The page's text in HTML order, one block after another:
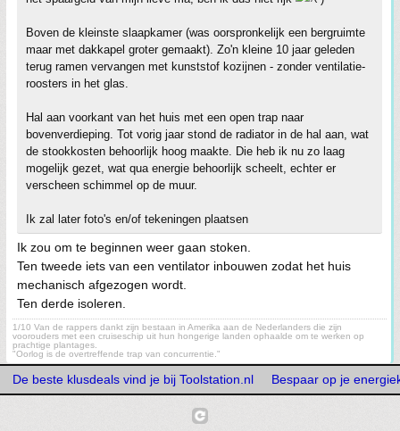
Boven de kleinste slaapkamer (was oorspronkelijk een bergruimte
maar met dakkapel groter gemaakt). Zo'n kleine 10 jaar geleden
terug ramen vervangen met kunststof kozijnen - zonder ventilatie-
roosters in het glas.
Hal aan voorkant van het huis met een open trap naar
bovenverdieping. Tot vorig jaar stond de radiator in de hal aan, wat
de stookkosten behoorlijk hoog maakte. Die heb ik nu zo laag
mogelijk gezet, wat qua energie behoorlijk scheelt, echter er
verscheen schimmel op de muur.
Ik zal later foto's en/of tekeningen plaatsen
Ik zou om te beginnen weer gaan stoken.
Ten tweede iets van een ventilator inbouwen zodat het huis
mechanisch afgezogen wordt.
Ten derde isoleren.
1/10 Van de rappers dankt zijn bestaan in Amerika aan de Nederlanders die zijn
voorouders met een cruiseschip uit hun hongerige landen ophaalde om te werken op
prachtige plantages.
"Oorlog is de overtreffende trap van concurrentie."
De beste klusdeals vind je bij Toolstation.nl Bespaar op je